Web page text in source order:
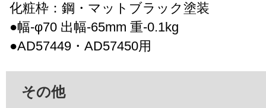
化粧枠：鋼・マットブラック塗装
●幅-φ70 出幅-65mm 重-0.1kg
●AD57449・AD57450用
その他